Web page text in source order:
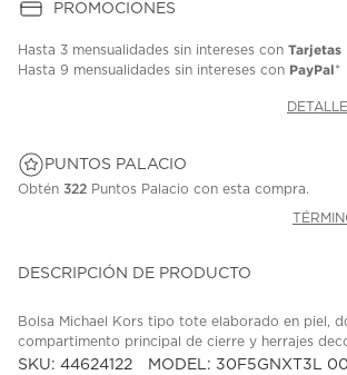
PROMOCIONES
Hasta 3 mensualidades sin intereses con Tarjetas
Hasta 9 mensualidades sin intereses con PayPal*
PUNTOS PALACIO
Obtén 322 Puntos Palacio con esta compra.
DESCRIPCIÓN DE PRODUCTO
Bolsa Michael Kors tipo tote elaborado en piel,
compartimento principal de cierre y herrajes
SKU: 44624122 MODEL: 30F5GNXT3L